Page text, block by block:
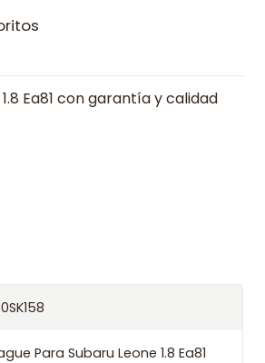
Ea81 con garantía y calidad
desde 2019, ofreciendo precios
Para Subaru Leone 1.8 Ea81